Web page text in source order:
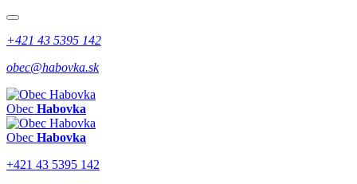
+421 43 5395 142
obec@habovka.sk
Obec Habovka
Obec Habovka
+421 43 5395 142